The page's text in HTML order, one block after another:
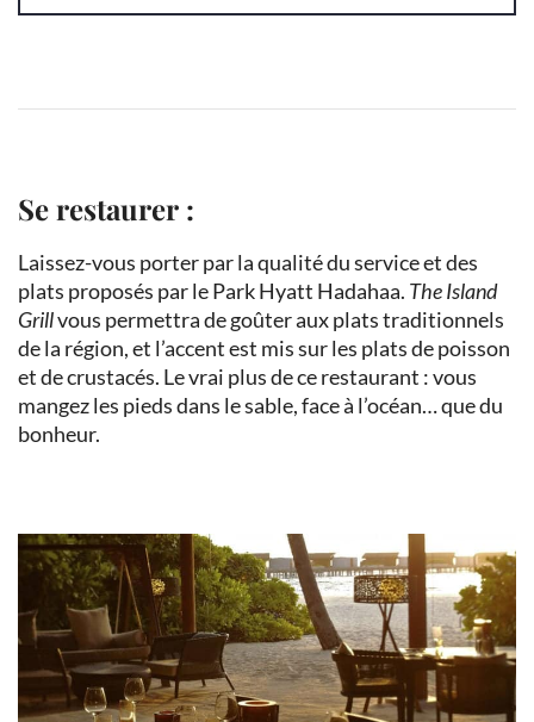
Se restaurer :
Laissez-vous porter par la qualité du service et des
plats proposés par le Park Hyatt Hadahaa. The Island
Grillvous permettra de goûter aux plats traditionnels
de la région, et l’accent est mis sur les plats de poisson
et de crustacés. Le vrai plus de ce restaurant : vous
mangez les pieds dans le sable, face à l’océan… que du
bonheur.